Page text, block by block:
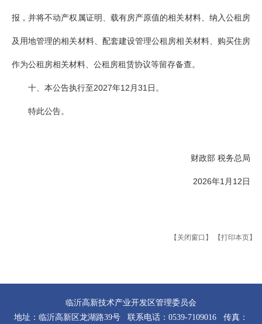
报，并将不动产权属证明、载有房产原值的相关材料、纳入公租房
及用地管理的相关材料、配套建设管理公租房相关材料、购买住房
作为公租房相关材料、公租房租赁协议等留存备查。
十、本公告执行至2027年12月31日。
特此公告。
财政部 税务总局
2026年1月12日
【关闭窗口】 【打印本页】
临沂高新技术产业开发区管理委员会
地址：临沂高新区龙湖路39号 联系电话：0539-7109016 传真：